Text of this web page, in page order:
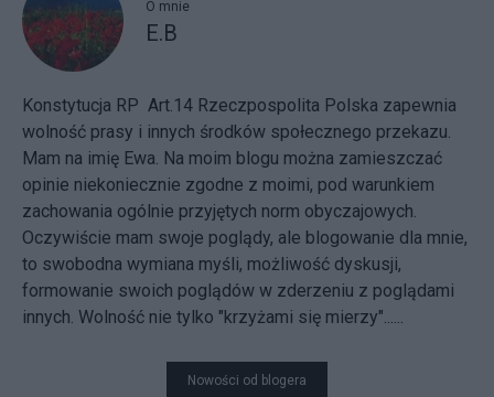
O mnie
E.B
Konstytucja RP Art.14 Rzeczpospolita Polska zapewnia
wolność prasy i innych środków społecznego przekazu.
Mam na imię Ewa. Na moim blogu można zamieszczać
opinie niekoniecznie zgodne z moimi, pod warunkiem
zachowania ogólnie przyjętych norm obyczajowych.
Oczywiście mam swoje poglądy, ale blogowanie dla mnie,
to swobodna wymiana myśli, możliwość dyskusji,
formowanie swoich poglądów w zderzeniu z poglądami
innych. Wolność nie tylko "krzyżami się mierzy"......
Nowości od blogera